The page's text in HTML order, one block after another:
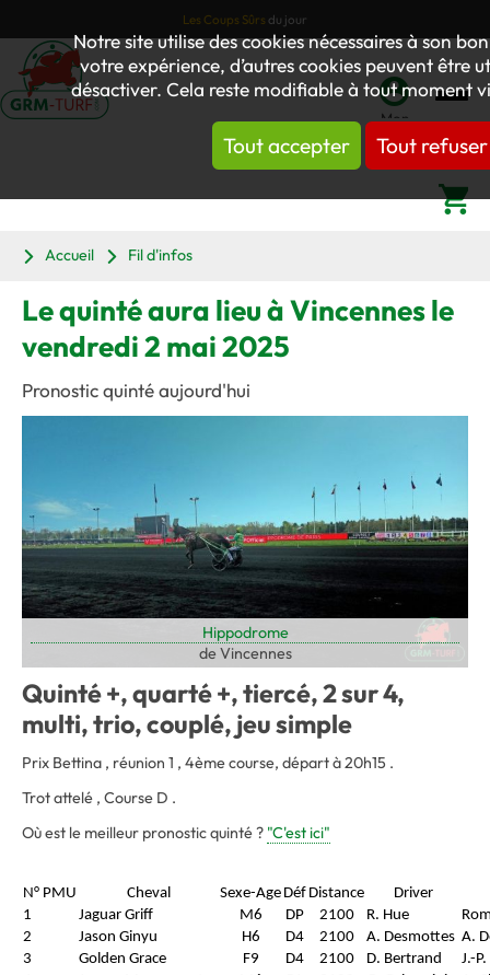
Notre site utilise des cookies nécessaires à son
votre expérience, d’autres cookies peuvent être
désactiver. Cela reste modifiable à tout moment
Tout accepter Tout refuser
Les Coups Sûrs du jour
Mon
compte
Accueil
Fil d'infos
Le quinté aura lieu à Vincennes le
vendredi 2 mai 2025
Pronostic quinté aujourd'hui
Hippodrome
de Vincennes
Quinté +, quarté +, tiercé, 2 sur 4,
multi, trio, couplé, jeu simple
Prix Bettina , réunion 1 , 4ème course, départ à 20h15 .
Trot attelé , Course D .
Où est le meilleur pronostic quinté ? "C'est ici"
N° PMU Cheval Sexe-Age Déf Distance
Driver
1
Jaguar Griff M6 DP 2100 R. Hue
2
Jason Ginyu H6 D4 2100 A. Desmottes A.
3
Golden Grace F9 D4 2100 D. Bertrand
J.-